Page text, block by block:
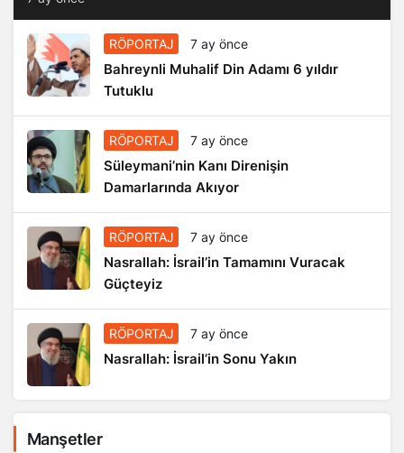
RÖPORTAJ 7 ay önce
Bahreynli Muhalif Din Adamı 6 yıldır
Tutuklu
RÖPORTAJ 7 ay önce
Süleymani’nin Kanı Direnişin
Damarlarında Akıyor
RÖPORTAJ 7 ay önce
Nasrallah: İsrail’in Tamamını Vuracak
Güçteyiz
RÖPORTAJ 7 ay önce
Nasrallah: İsrail’in Sonu Yakın
Manşetler